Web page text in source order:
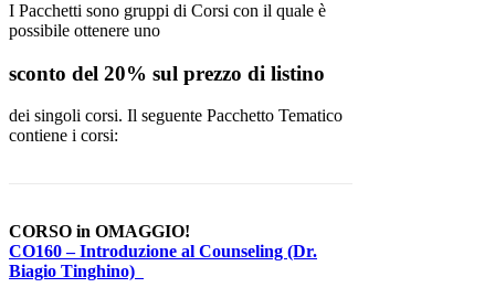
I Pacchetti sono gruppi di Corsi con il quale è
possibile ottenere uno
sconto del 20% sul prezzo di listino
dei singoli corsi. Il seguente Pacchetto Tematico
contiene i corsi:
CORSO in OMAGGIO!
CO160 – Introduzione al Counseling (Dr.
Biagio Tinghino)